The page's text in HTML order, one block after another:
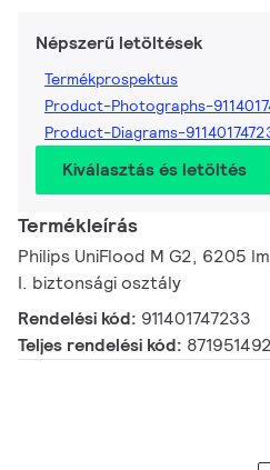
Népszerű letöltések
Termékprospektus
Product-Photographs-
Product-Diagrams-
Kiválasztás és letöltés
Termékleírás
Philips UniFlood M G2, 6205
I. biztonsági osztály
Rendelési kód: 911401747233
Teljes rendelési kód: